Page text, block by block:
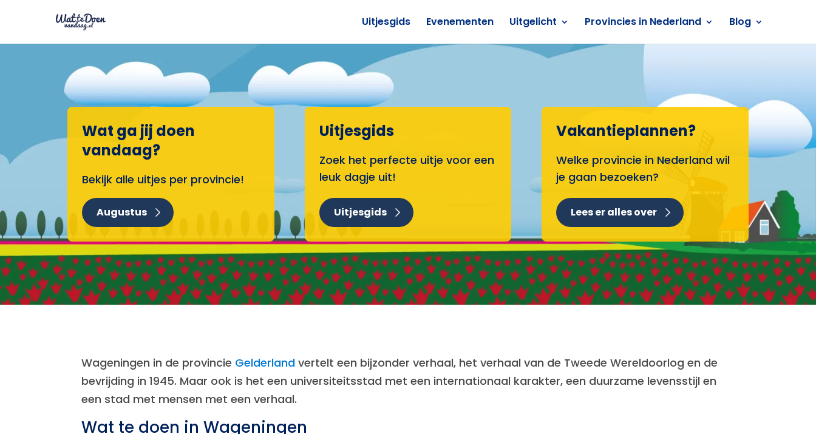
Uitjesgids Evenementen Uitgelicht Provincies in Nederland Blog
Wat ga jij doen
vandaag?
Bekijk alle uitjes per provincie!
Augustus
Uitjesgids
Zoek het perfecte uitje voor een
leuk dagje uit!
Uitjesgids
Vakantieplannen?
Welke provincie in Nederland wil
je gaan bezoeken?
Lees er alles over
Wageningen in de provincie Gelderland vertelt een bijzonder verhaal, het verhaal van de Tweede Wereldoorlog en de
bevrijding in 1945. Maar ook is het een universiteitsstad met een internationaal karakter, een duurzame levensstijl en
een stad met mensen met een verhaal.
Wat te doen in Wageningen